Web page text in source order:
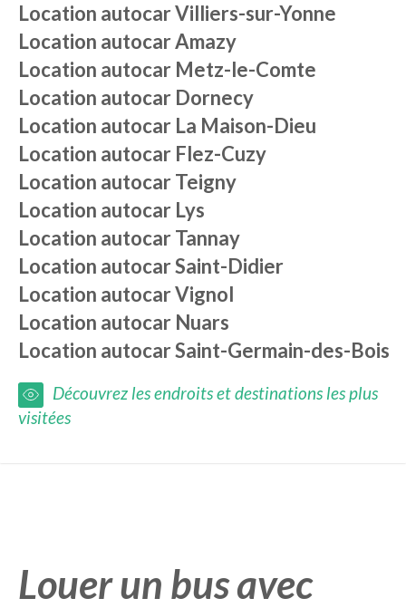
Location autocarVilliers-sur-Yonne
Location autocarAmazy
Location autocar Metz-le-Comte
Location autocar Dornecy
Location autocar La Maison-Dieu
Location autocar Flez-Cuzy
Location autocarTeigny
Location autocar Lys
Location autocarTannay
Location autocarSaint-Didier
Location autocarVignol
Location autocar Nuars
Location autocarSaint-Germain-des-Bois
Découvrez les endroits et destinations les plus
visitées
Louer un bus avec